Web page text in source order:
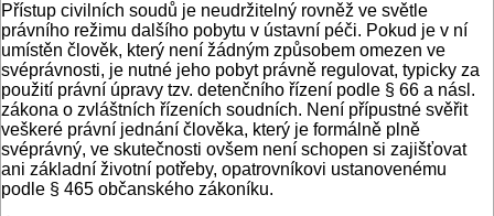
Přístup civilních soudů je neudržitelný rovněž ve světle
právního režimu dalšího pobytu v ústavní péči. Pokud je v ní
umístěn člověk, který není žádným způsobem omezen ve
svéprávnosti, je nutné jeho pobyt právně regulovat, typicky za
použití právní úpravy tzv. detenčního řízení podle § 66 a násl.
zákona o zvláštních řízeních soudních. Není přípustné svěřit
veškeré právní jednání člověka, který je formálně plně
svéprávný, ve skutečnosti ovšem není schopen si zajišťovat
ani základní životní potřeby, opatrovníkovi ustanovenému
podle § 465 občanského zákoníku.